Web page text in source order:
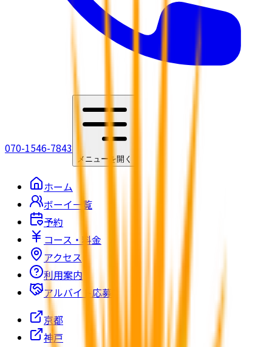
070-1546-7843
メニューを開く
ホーム
ボーイ一覧
予約
コース・料金
アクセス
利用案内
アルバイト応募
京都
神戸